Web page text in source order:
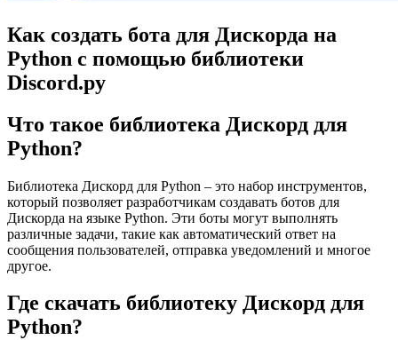
Как создать бота для Дискорда на
Python с помощью библиотеки
Discord.py
Что такое библиотека Дискорд для
Python?
Библиотека Дискорд для Python – это набор инструментов,
который позволяет разработчикам создавать ботов для
Дискорда на языке Python. Эти боты могут выполнять
различные задачи, такие как автоматический ответ на
сообщения пользователей, отправка уведомлений и многое
другое.
Где скачать библиотеку Дискорд для
Python?